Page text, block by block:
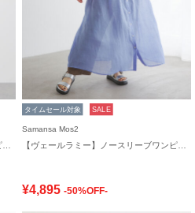
タイムセール対象 SALE
Samansa Mos2
¥4,895 -50%OFF-